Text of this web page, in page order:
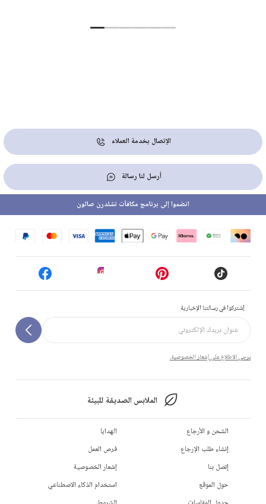
الإتصال بخدمة العملاء
أرسل لنا رسالة
إشتركوا في رسالتنا الإخبارية
يرجى الاطلاع على إشعار الخصوصية.
الملابس الصديقة للبيئة
انضموا إلى برنامج مكافآت تشلدرن صالون
الشحن و الأرجاع
إنشاء طلب الإرجاع
إتصل بنا
حول الموقع
الهدايا
فرص العمل
إشعار الخصوصية
استخدام الذكاء الاصطناعي